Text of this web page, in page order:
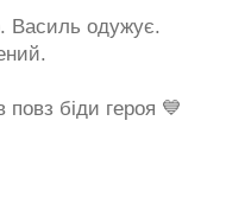
Василь одужує.
біди героя 💙